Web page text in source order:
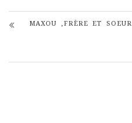
MAXOU ,FRÈRE ET SOEUR